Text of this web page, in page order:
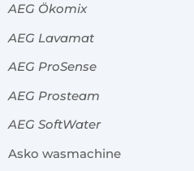
AEG Ökomix
AEG Lavamat
AEG ProSense
AEG Prosteam
AEG SoftWater
Asko wasmachine